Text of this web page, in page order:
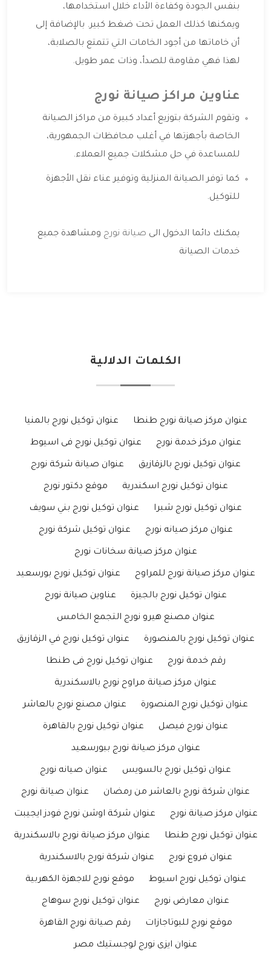
بنفس الجودة وكفاءة الأداء خلال استخدامها،
ويمكنها كذلك العمل تحت ضغط كبير. بالإضافة إلى
أن خاماتها من أجود الخامات التي تتمتع بالصلابة،
لهذا فهي مقاومة للصدأ، وذات عمر طويل.
عناوين مراكز صيانة نورج
وتقوم الشركة بتوزيع أعداد كبيرة من مراكز الصيانة
الخاصة بأجهزتها في أغلب محافظات الجمهورية،
للمساعدة في حل مشكلات جميع العملاء.
كما توفر الصيانة المنزلية وتوفير عناء نقل الأجهزة
للتوكيل.
يمكنك دائما الدخول الى صيانة نورج ومشاهدة جميع
خدمات الصيانة
الكلمات الدلالية
عنوان مركز صيانة نورج طنطا عنوان توكيل نورج بالمنيا
عنوان مركز خدمة نورج عنوان توكيل نورج فى اسيوط
عنوان توكيل نورج بالزقازيق عنوان صيانة شركة نورج
عنوان توكيل نورج اسكندرية موقع دكتور نورج
عنوان توكيل نورج شبرا عنوان توكيل نورج بني سويف
عنوان مركز صيانه نورج عنوان توكيل شركة نورج
عنوان مركز صيانة سخانات نورج
عنوان مركز صيانة نورج للمراوح عنوان توكيل نورج بورسعيد
عنوان توكيل نورج بالجيزة عناوين صيانة نورج
عنوان مصنع هيرو نورج التجمع الخامس
عنوان توكيل نورج بالمنصورة عنوان توكيل نورج في الزقازيق
رقم خدمة نورج عنوان توكيل نورج فى طنطا
عنوان مركز صيانة مراوح نورج بالاسكندرية
عنوان توكيل نورج المنصورة عنوان مصنع نورج بالعاشر
عنوان نورج فيصل عنوان توكيل نورج بالقاهرة
عنوان مركز صيانة نورج ببورسعيد
عنوان توكيل نورج بالسويس عنوان صيانه نورج
عنوان شركة نورج بالعاشر من رمضان عنوان صيانة نورج
عنوان مركز صيانة نورج عنوان شركة اوشن نورج فودز ايجيبت
عنوان توكيل نورج طنطا عنوان مركز صيانة نورج بالاسكندرية
عنوان فروع نورج عنوان شركة نورج بالاسكندرية
عنوان توكيل نورج اسيوط موقع نورج للاجهزة الكهربية
عنوان معارض نورج عنوان توكيل نورج سوهاج
موقع نورج للبوتاجازات رقم صيانة نورج القاهرة
عنوان ايزى نورج لوجستيك مصر